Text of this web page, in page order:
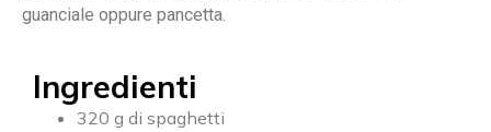
guanciale oppure pancetta.
Ingredienti
320 g di spaghetti